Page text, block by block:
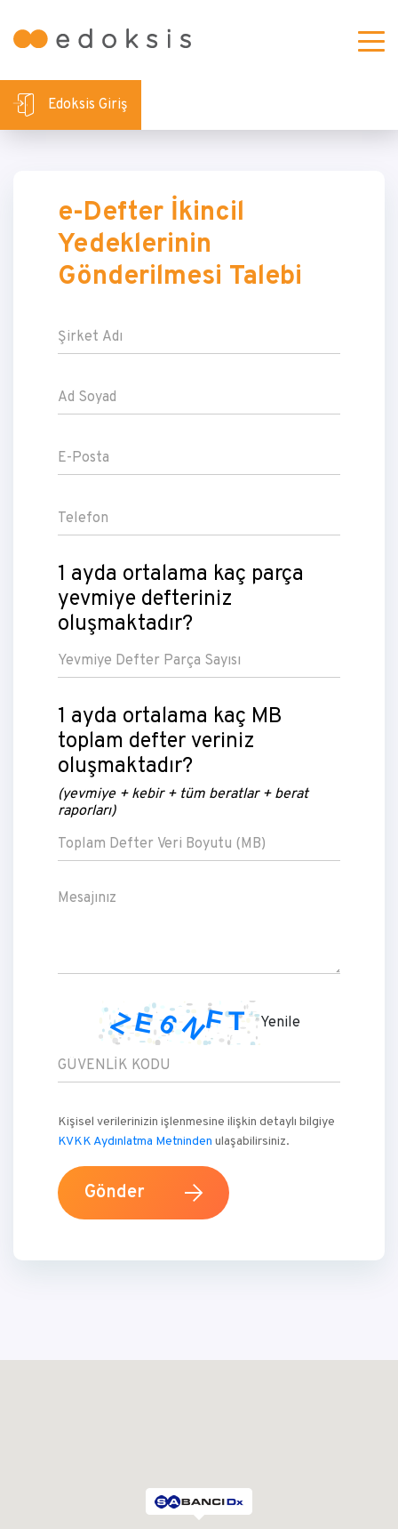
Edoksis Giriş
e-Defter İkincil
Yedeklerinin
Gönderilmesi Talebi
1 ayda ortalama kaç parça
yevmiye defteriniz
oluşmaktadır?
1 ayda ortalama kaç MB
toplam defter veriniz
oluşmaktadır?
(yevmiye + kebir + tüm beratlar + berat
raporları)
Yenile
Kişisel verilerinizin işlenmesine ilişkin detaylı bilgiye
KVKK Aydınlatma Metninden ulaşabilirsiniz.
Gönder